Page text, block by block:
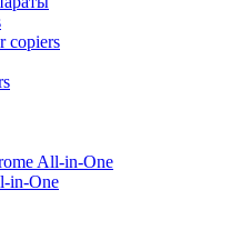
copiers
All-in-One
in-One